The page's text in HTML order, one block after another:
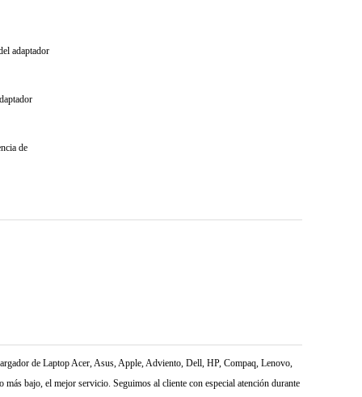
adaptador
de
de Laptop Acer, Asus, Apple, Adviento, Dell, HP, Compaq, Lenovo,
bajo, el mejor servicio. Seguimos al cliente con especial atención durante